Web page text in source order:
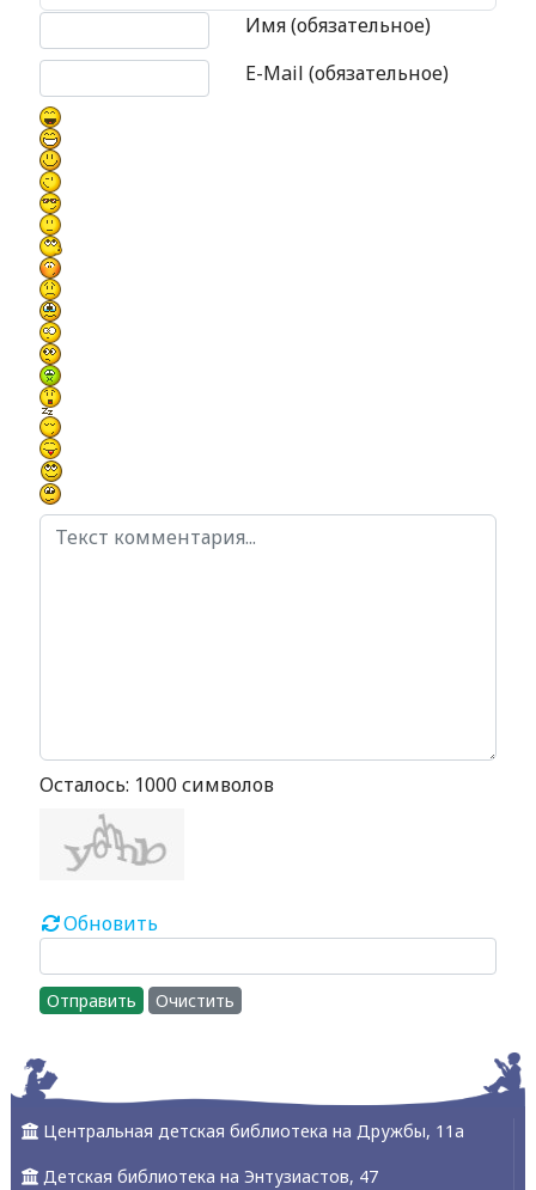
Имя (обязательное)
E-Mail (обязательное)
Текст комментария
Осталось: 1000 символов
Обновить
Отправить Очистить
Центральная детская библиотека на Дружбы, 11а
Детская библиотека на Энтузиастов, 47